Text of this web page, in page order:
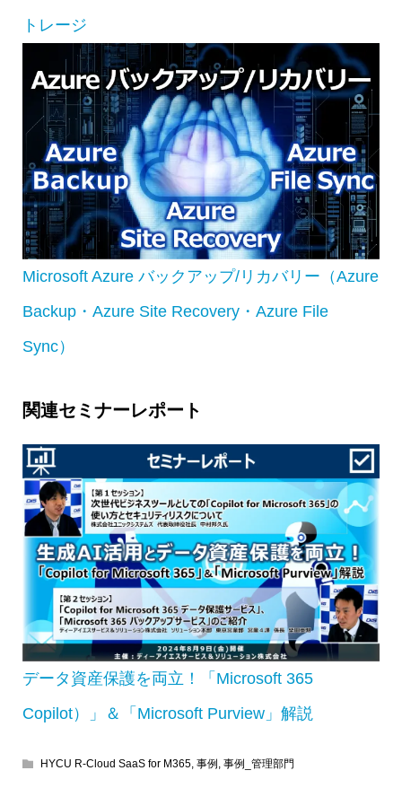
トレージ
Microsoft Azure バックアップ/リカバリー（Azure
Backup・Azure Site Recovery・Azure File
Sync）
関連セミナーレポート
データ資産保護を両立！「Microsoft 365
Copilot）」＆「Microsoft Purview」解説
HYCU R-Cloud SaaS for M365, 事例 事例_管理部門